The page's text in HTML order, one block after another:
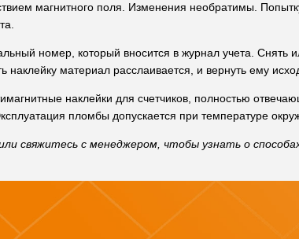
магнитного поля. Изменения необратимы.
номер, который вносится в журнал учета. Снять
наклейку материал расслаивается, и вернуть ему
наклейки для счетчиков, полностью
пломбы допускается при температуре
свяжитесь с менеджером, чтобы узнать о